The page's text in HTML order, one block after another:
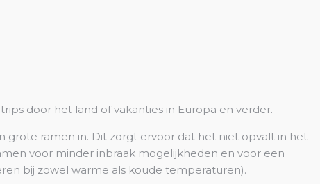
door het land of vakanties in Europa en verder.
grote ramen in. Dit zorgt ervoor dat het niet opvalt in het
voor minder inbraak mogelijkheden en voor een
bij zowel warme als koude temperaturen).